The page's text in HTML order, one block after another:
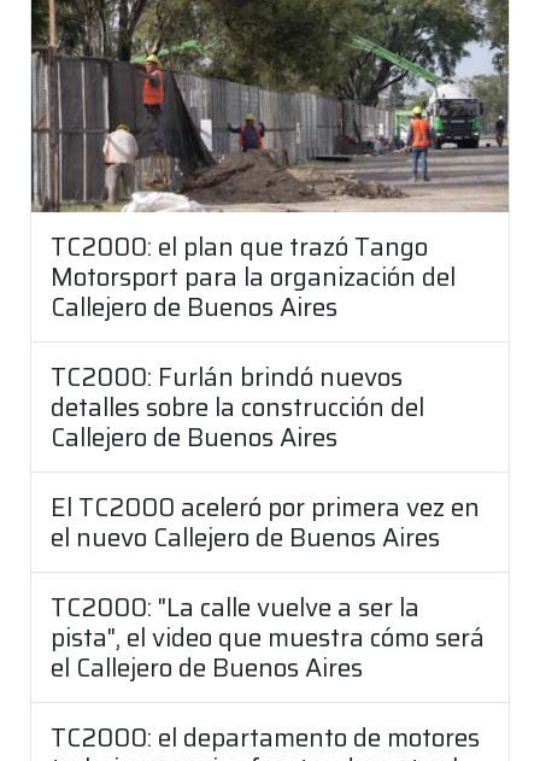
TC2000: el plan que trazó Tango
Motorsport para la organización del
Callejero de Buenos Aires
TC2000: Furlán brindó nuevos
detalles sobre la construcción del
Callejero de Buenos Aires
El TC2000 aceleró por primera vez en
el nuevo Callejero de Buenos Aires
TC2000: "La calle vuelve a ser la
pista", el video que muestra cómo será
el Callejero de Buenos Aires
TC2000: el departamento de motores